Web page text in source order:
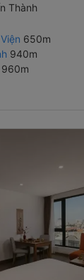
Thành
650m
940m
960m